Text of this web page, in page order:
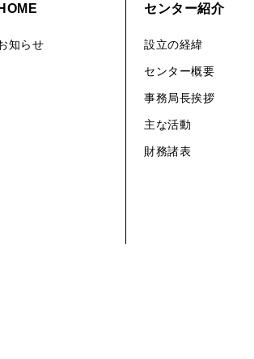
HOME
知らせ
センター紹介
設立の経緯
センター概要
事務局長挨拶
主な活動
財務諸表